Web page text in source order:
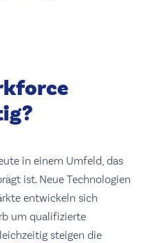
in einem Umfeld, das
ist. Neue Technologien
entwickeln sich
um qualifizierte
steigen die